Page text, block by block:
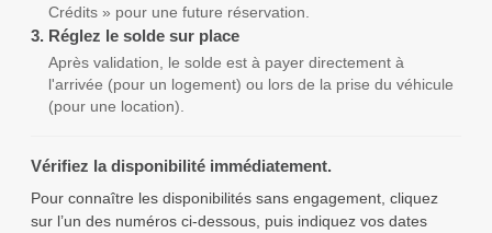
Crédits » pour une future réservation.
3. Réglez le solde sur place
Après validation, le solde est à payer directement à
l'arrivée (pour un logement) ou lors de la prise du véhicule
(pour une location).
Vérifiez la disponibilité immédiatement.
Pour connaître les disponibilités sans engagement, cliquez
sur l’un des numéros ci-dessous, puis indiquez vos dates